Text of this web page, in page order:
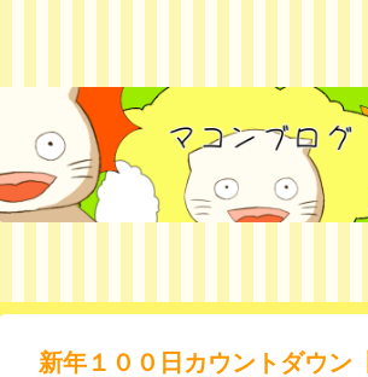
新年１００日カウントダウン